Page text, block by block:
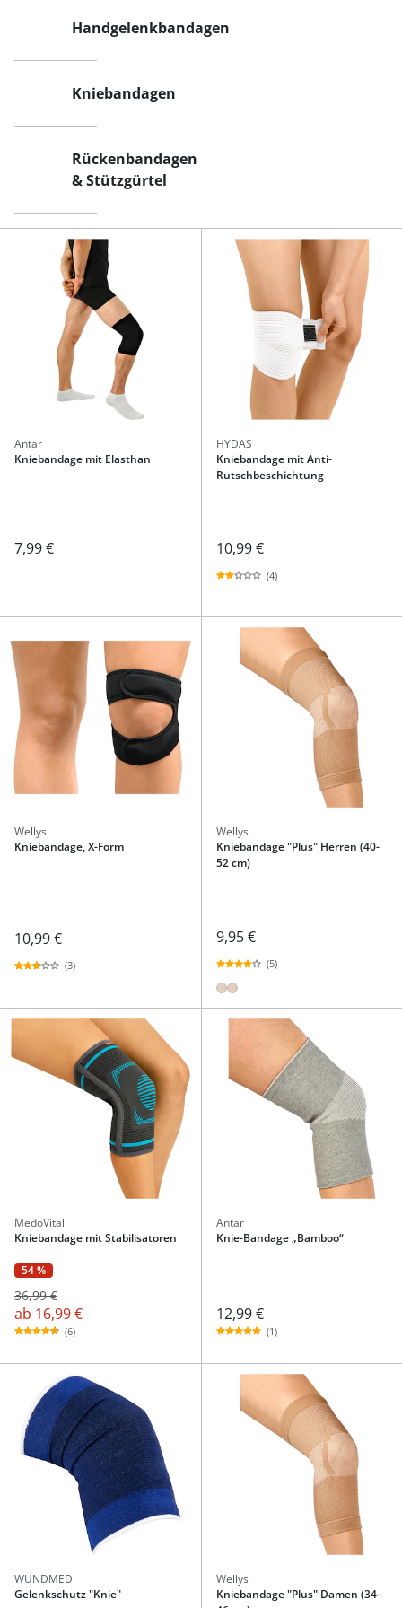
Handgelenkbandagen
Kniebandagen
Rückenbandagen
& Stützgürtel
Antar
Kniebandage mit Elasthan
7,99 €
HYDAS
Kniebandage mit Anti-
Rutschbeschichtung
10,99 €
(4)
Wellys
Kniebandage, X-Form
10,99 €
(3)
Wellys
Kniebandage "Plus" Herren (40-
52 cm)
9,95 €
(5)
MedoVital
Kniebandage mit Stabilisatoren
54 %
36,99 €
ab 16,99 €
(6)
Antar
Knie-Bandage „Bamboo“
12,99 €
(1)
WUNDMED
Gelenkschutz "Knie"
Wellys
Kniebandage "Plus" Damen (34-